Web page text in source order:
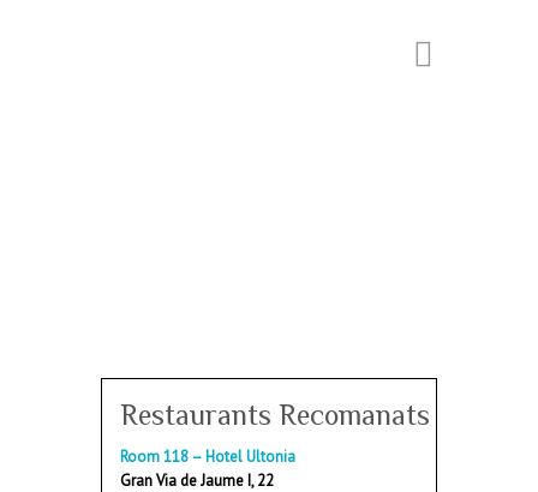
Restaurants Recomanats
Room 118 – Hotel Ultonia
Gran Via de Jaume I, 22